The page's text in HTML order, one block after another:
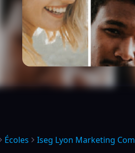
Écoles Iseg Lyon Marketing